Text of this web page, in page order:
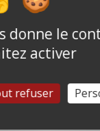
donne le
activer
refuser